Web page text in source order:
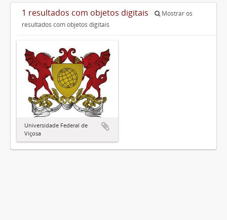
1 resultados com objetos digitais
Mostrar os
resultados com objetos digitais
Universidade Federal de
Viçosa